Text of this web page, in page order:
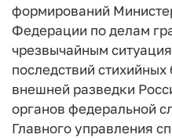
формирований
Федерации по делам
чрезвычайным
последствий
внешней разведки
органов федеральной
Главного управления